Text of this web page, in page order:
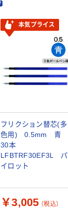
本気プライス
フリクション替芯(多
色用) 0.5mm 青
30本
LFBTRF30EF3L パ
イロット
￥3,005 （税込）